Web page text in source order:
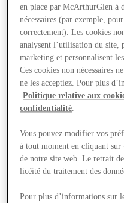
en place par McArthurGlen à
nécessaires (par exemple,
correctement). Les cookies
analysent l’utilisation du site,
marketing et personnalisent
Ces cookies non nécessaires
ne les acceptiez. Pour plus
Politique relative aux
confidentialité.
Vous pouvez modifier vos
à tout moment en cliquant sur
de notre site web. Le retrait
licéité du traitement des
Pour plus d’informations sur